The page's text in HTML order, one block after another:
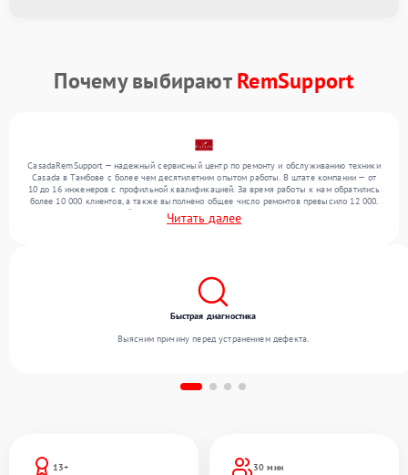
Почему выбираютRemSupport
CasadaRemSupport — надежный сервисный центр по ремонту и обслуживанию техники
Casada в Тамбове с более чем десятилетним опытом работы. В штате компании — от
10 до 16 инженеров с профильной квалификацией. За время работы к нам обратились
более 10 000 клиентов, а также выполнено общее число ремонтов превысило 12 000.
Ежемесячно в сервисный центр поступает свыше 300 единиц техники, включая , , . Мы
работаем с широким спектром неисправностей и гарантируем высокое качество
Читать далее
13+
30 мин
Быстрая диагностика
Выясним причину перед устранением дефекта.